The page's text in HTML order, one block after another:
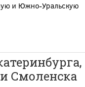
и Южно-Уральскую
Смоленска